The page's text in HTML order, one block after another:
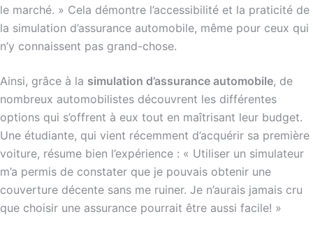
le marché. » Cela démontre l’accessibilité et la praticité de
la simulation d’assurance automobile, même pour ceux qui
n’y connaissent pas grand-chose.
Ainsi, grâce à la simulation d’assurance automobile, de
nombreux automobilistes découvrent les différentes
options qui s’offrent à eux tout en maîtrisant leur budget.
Une étudiante, qui vient récemment d’acquérir sa première
voiture, résume bien l’expérience : « Utiliser un simulateur
m’a permis de constater que je pouvais obtenir une
couverture décente sans me ruiner. Je n’aurais jamais cru
que choisir une assurance pourrait être aussi facile! »